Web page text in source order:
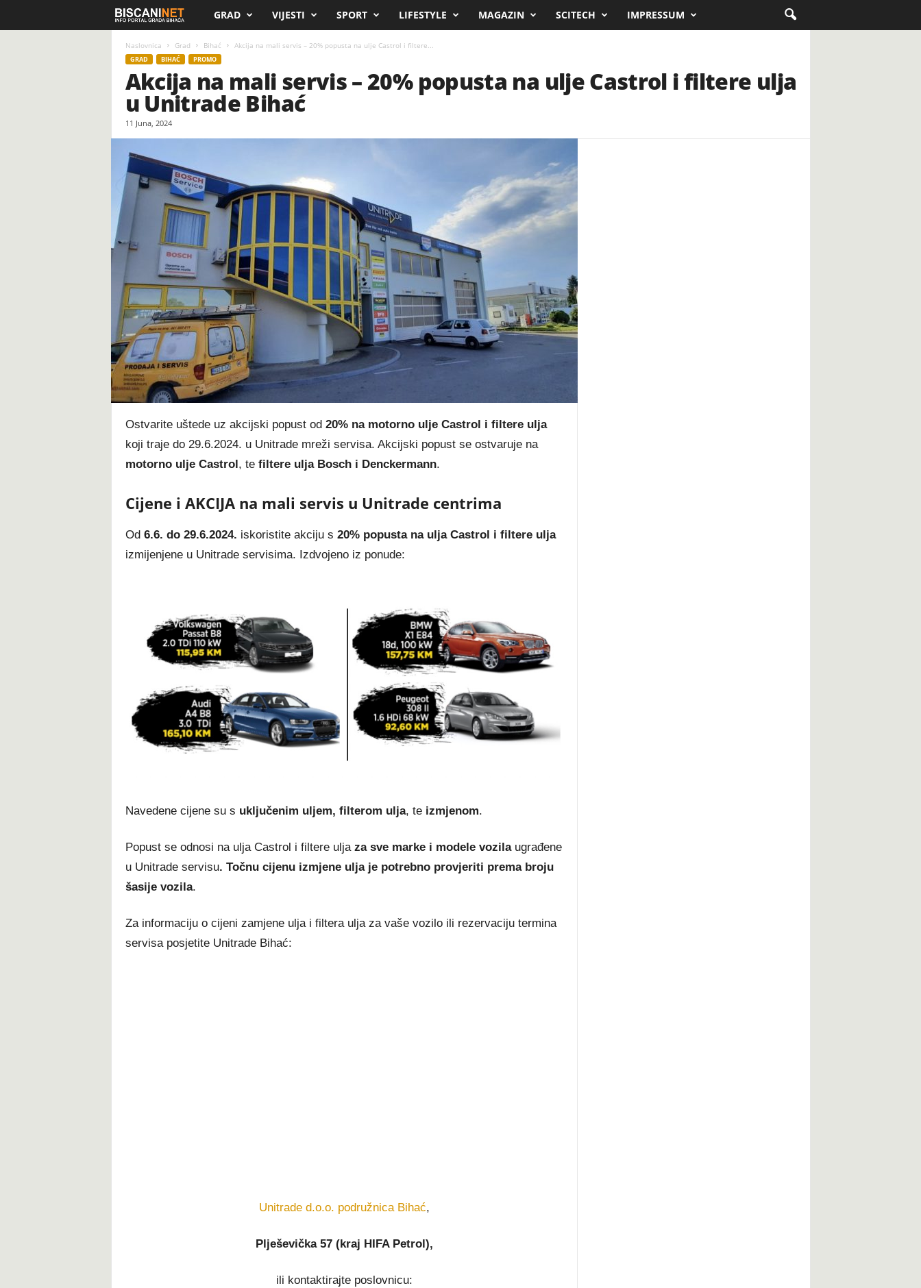
i
c
i
.
e
t
GRAD VIJESTI SPORT LIFESTYLE MAGAZIN SCITECH IMPRESSUM
Naslovnica Grad Bihać Akcija na mali servis – 20% popusta na ulje Castrol i filtere...
GRAD BIHAĆ PROMO
Akcija na mali servis – 20% popusta na ulje Castrol i filtere ulja
u Unitrade Bihać
11 Juna, 2024
Ostvarite uštede uz akcijski popust od 20% na motorno ulje Castrol i filtere ulja
koji traje do 29.6.2024. u Unitrade mreži servisa. Akcijski popust se ostvaruje na
motorno ulje Castrol, te filtere ulja Bosch i Denckermann.
Cijene i AKCIJA na mali servis u Unitrade centrima
Od 6.6. do 29.6.2024. iskoristite akciju s 20% popusta na ulja Castrol i filtere ulja
izmijenjene u Unitrade servisima. Izdvojeno iz ponude:
Navedene cijene su s uključenim uljem, filterom ulja, te izmjenom.
Popust se odnosi na ulja Castrol i filtere ulja za sve marke i modele vozila ugrađene
u Unitrade servisu. Točnu cijenu izmjene ulja je potrebno provjeriti prema broju
šasije vozila.
Za informaciju o cijeni zamjene ulja i filtera ulja za vaše vozilo ili rezervaciju termina
servisa posjetite Unitrade Bihać:
Unitrade d.o.o. podružnica Bihać,
Plješevička 57 (kraj HIFA Petrol),
ili kontaktirajte poslovnicu: